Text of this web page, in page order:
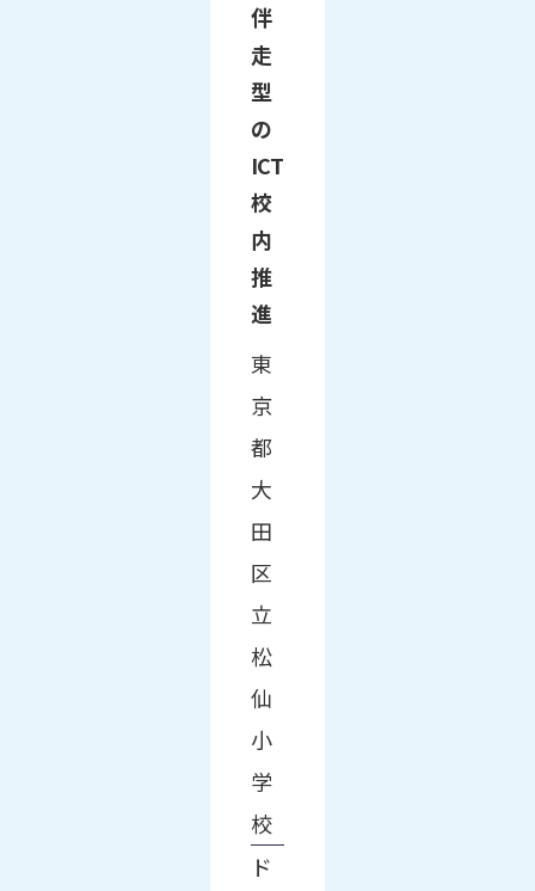
伴
走
型
の
ICT
校
内
推
進
東
京
都
大
田
区
立
松
仙
小
学
校
ド